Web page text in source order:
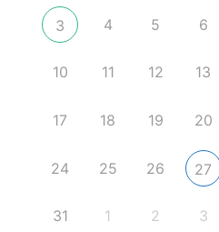
3 4 5 6
10 11 12 13
17 18 19 20
24 25 26 27
31 1 2 3